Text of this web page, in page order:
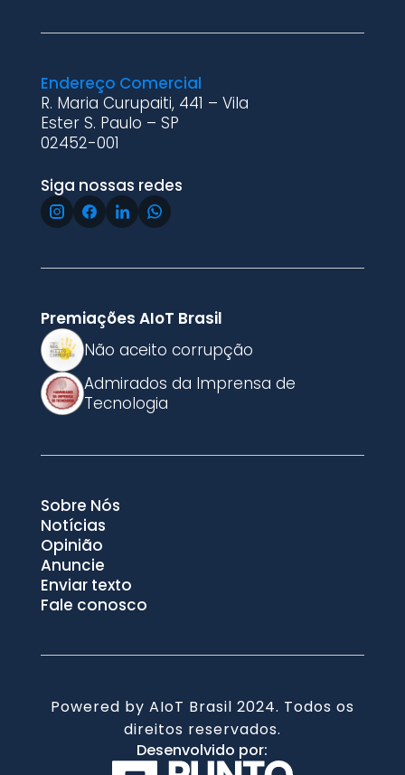
Endereço Comercial
R. Maria Curupaiti, 441 – Vila
Ester S. Paulo – SP
02452-001
Siga nossas redes
Premiações AIoT Brasil
Não aceito corrupção
Admirados da Imprensa de
Tecnologia
Sobre Nós
Notícias
Opinião
Anuncie
Enviar texto
Fale conosco
Powered by AIoT Brasil 2024. Todos os
direitos reservados.
Desenvolvido por: